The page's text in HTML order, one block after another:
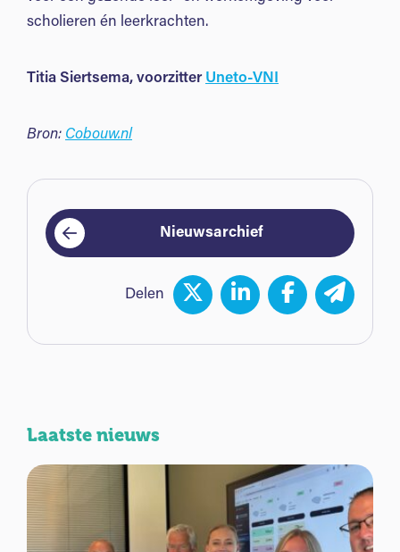
scholieren én leerkrachten.
Titia Siertsema, voorzitter Uneto-VNI
Bron: Cobouw.nl
Nieuwsarchief
Delen
Laatste nieuws